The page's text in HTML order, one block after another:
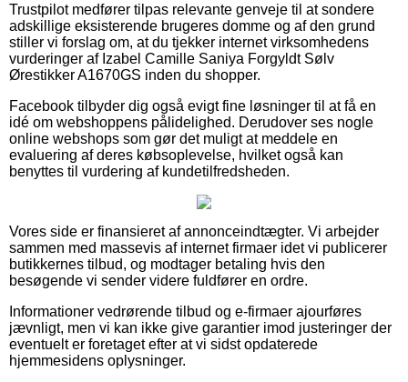
Trustpilot medfører tilpas relevante genveje til at sondere
adskillige eksisterende brugeres domme og af den grund
stiller vi forslag om, at du tjekker internet virksomhedens
vurderinger af Izabel Camille Saniya Forgyldt Sølv
Ørestikker A1670GS inden du shopper.
Facebook tilbyder dig også evigt fine løsninger til at få en
idé om webshoppens pålidelighed. Derudover ses nogle
online webshops som gør det muligt at meddele en
evaluering af deres købsoplevelse, hvilket også kan
benyttes til vurdering af kundetilfredsheden.
Vores side er finansieret af annonceindtægter. Vi arbejder
sammen med massevis af internet firmaer idet vi publicerer
butikkernes tilbud, og modtager betaling hvis den
besøgende vi sender videre fuldfører en ordre.
Informationer vedrørende tilbud og e-firmaer ajourføres
jævnligt, men vi kan ikke give garantier imod justeringer der
eventuelt er foretaget efter at vi sidst opdaterede
hjemmesidens oplysninger.